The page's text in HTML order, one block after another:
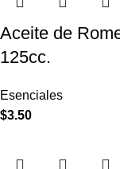
Aceite de
125cc.
Esenciales
$3.50